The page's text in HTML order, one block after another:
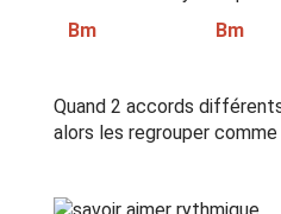
Bm Bm
Quand 2 accords
alors les regrouper comme